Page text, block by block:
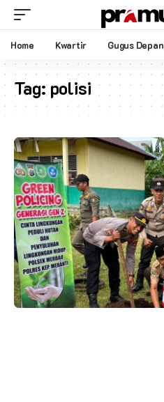
Home Kwartir Gugus Depan
Tag:polisi